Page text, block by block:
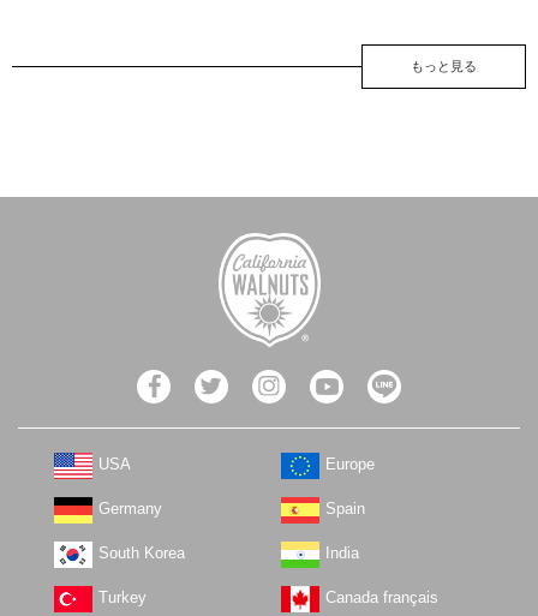
もっと見る
USA Europe
Germany Spain
South Korea India
Turkey Canada français